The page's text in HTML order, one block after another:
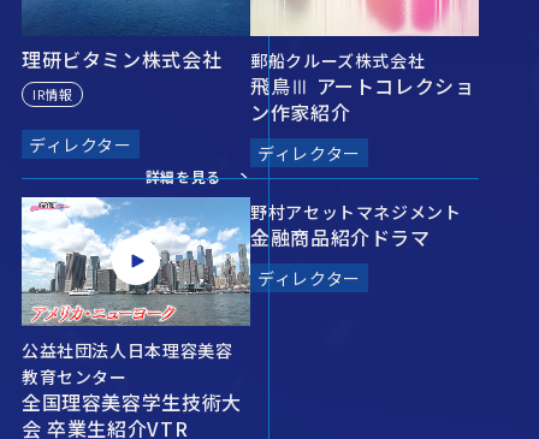
理研ビタミン株式会社
IR情報
ディレクター
郵船クルーズ株式会社
飛鳥Ⅲ アートコレクショ
ン作家紹介
ディレクター
公益社団法人日本理容美容
教育センター
全国理容美容学生技術大
会 卒業生紹介VTR
野村アセットマネジメント
金融商品紹介ドラマ
ディレクター